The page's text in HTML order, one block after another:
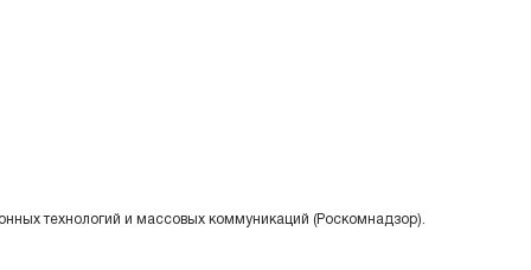
технологий и массовых коммуникаций (Роскомнадзор).